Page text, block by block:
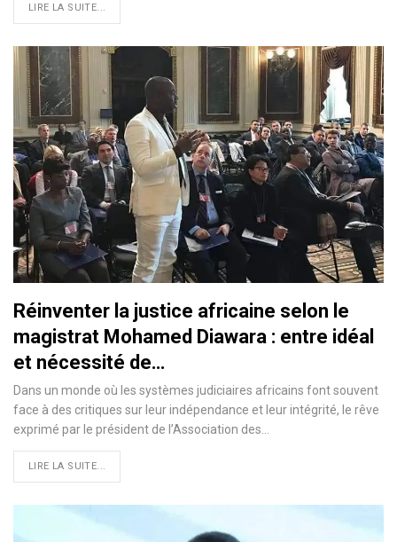
LIRE LA SUITE...
Réinventer la justice africaine selon le
magistrat Mohamed Diawara : entre idéal
et nécessité de…
Dans un monde où les systèmes judiciaires africains font souvent
face à des critiques sur leur indépendance et leur intégrité, le rêve
exprimé par le président de l’Association des…
LIRE LA SUITE...